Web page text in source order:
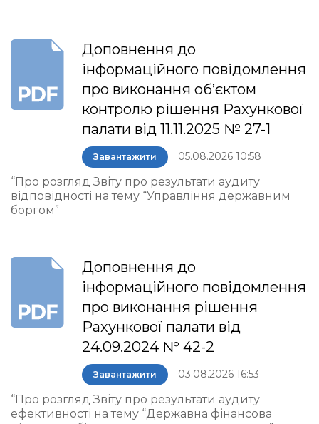
Доповнення до
інформаційного повідомлення
про виконання об’єктом
контролю рішення Рахункової
палати від 11.11.2025 № 27-1
Завантажити 05.08.2026 10:58
“Про розгляд Звіту про результати аудиту
відповідності на тему “Управління державним
боргом”
Доповнення до
інформаційного повідомлення
про виконання рішення
Рахункової палати від
24.09.2024 № 42-2
Завантажити 03.08.2026 16:53
“Про розгляд Звіту про результати аудиту
ефективності на тему “Державна фінансова